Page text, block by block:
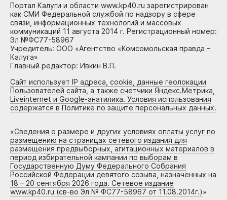
Портал Калуги и области www.kp40.ru зарегистрирован
как СМИ Федеральной службой по надзору в сфере
связи, информационных технологий и массовых
коммуникаций 11 августа 2014 г. Регистрационный номер:
Эл №ФС77-58967
Учредитель: ООО «Агентство «Комсомольская правда –
Калуга»
Главный редактор: Ивкин В.П.
Сайт использует IP адреса, cookie, данные геолокации
Пользователей сайта, а также счетчики Яндекс.Метрика,
Liveinternet и Google-анатилика. Условия использования
содержатся в Политике по защите персональных данных.
«Сведения о размере и других условиях оплаты услуг по
размещению на страницах сетевого издания для
размещения предвыборных, агитационных материалов в
период избирательной кампании по выборам в
Государственную Думу Федерального Собрания
Российской Федерации девятого созыва, назначенных на
18 – 20 сентября 2026 года. Сетевое издание
www.kp40.ru (св-во Эл № ФС77-58967 от 11.08.2014г.)»